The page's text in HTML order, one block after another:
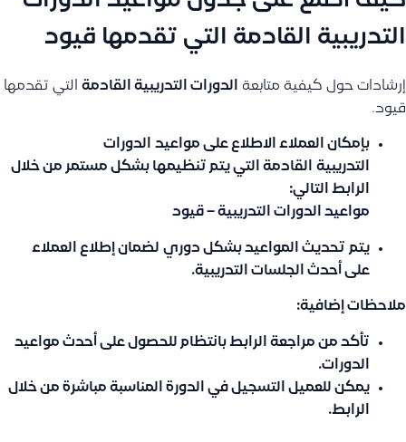
التدريبية القادمة التي تقدمها قيود
إرشادات حول كيفية متابعة الدورات التدريبية القادمة التي تقدمها
قيود.
بإمكان العملاء الاطلاع على مواعيد الدورات
التدريبية القادمة التي يتم تنظيمها بشكل مستمر من خلال
الرابط التالي:
مواعيد الدورات التدريبية – قيود
يتم تحديث المواعيد بشكل دوري لضمان إطلاع العملاء
على أحدث الجلسات التدريبية.
ملاحظات إضافية:
تأكد من مراجعة الرابط بانتظام للحصول على أحدث مواعيد
الدورات.
يمكن للعميل التسجيل في الدورة المناسبة مباشرة من خلال
الرابط.